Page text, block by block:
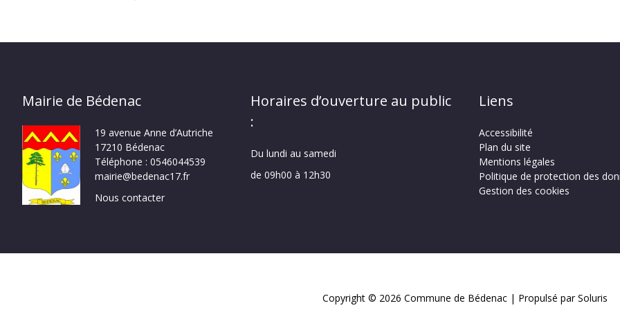
Mairie de Bédenac
19 avenue Anne d’Autriche
17210 Bédenac
Téléphone : 0546044539
mairie@bedenac17.fr
Nous contacter
Horaires d’ouverture au public
:
Du lundi au samedi
de 09h00 à 12h30
Liens
Accessibilité
Plan du site
Mentions légales
Politique de protection des
Gestion des cookies
Copyright © 2026 Commune de Bédenac | Propulsé par Soluris